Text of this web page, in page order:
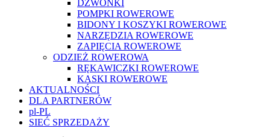
DZWONKI
POMPKI ROWEROWE
BIDONY I KOSZYKI ROWEROWE
NARZĘDZIA ROWEROWE
ZAPIĘCIA ROWEROWE
ODZIEŻ ROWEROWA
RĘKAWICZKI ROWEROWE
KASKI ROWEROWE
AKTUALNOŚCI
DLA PARTNERÓW
pl-PL
SIEĆ SPRZEDAŻY